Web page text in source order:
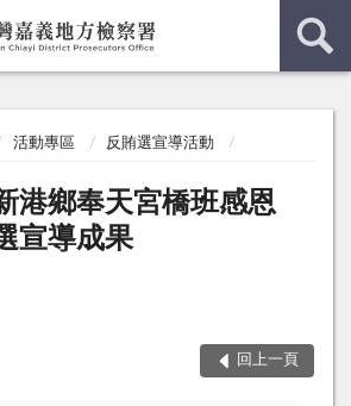
活動專區 反賄選宣導活動
港鄉奉天宮橋班感恩
宣導成果
回上一頁